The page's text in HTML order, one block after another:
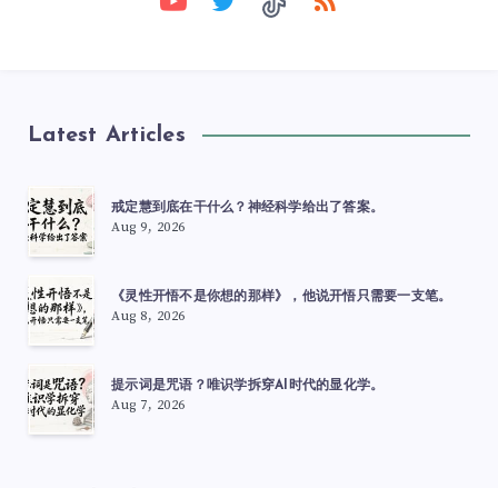
Latest Articles
戒定慧到底在干什么？神经科学给出了答案。
Aug 9, 2026
《灵性开悟不是你想的那样》，他说开悟只需要一支笔。
Aug 8, 2026
提示词是咒语？唯识学拆穿AI时代的显化学。
Aug 7, 2026